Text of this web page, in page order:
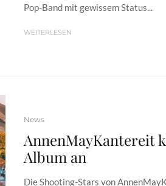
Pop-Band mit gewissem Status...
WEITERLESEN
News
AnnenMayKantereit
Album an
Die Shooting-Stars von